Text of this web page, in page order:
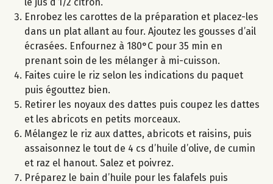
Enrobez les carottes de la préparation et placez-les
dans un plat allant au four. Ajoutez les gousses d’ail
écrasées. Enfournez à 180°C pour 35 min en
prenant soin de les mélanger à mi-cuisson.
Faites cuire le riz selon les indications du paquet
puis égouttez bien.
Retirer les noyaux des dattes puis coupez les dattes
et les abricots en petits morceaux.
Mélangez le riz aux dattes, abricots et raisins, puis
assaisonnez le tout de 4 cs d’huile d’olive, de cumin
et raz el hanout. Salez et poivrez.
Préparez le bain d’huile pour les falafels puis